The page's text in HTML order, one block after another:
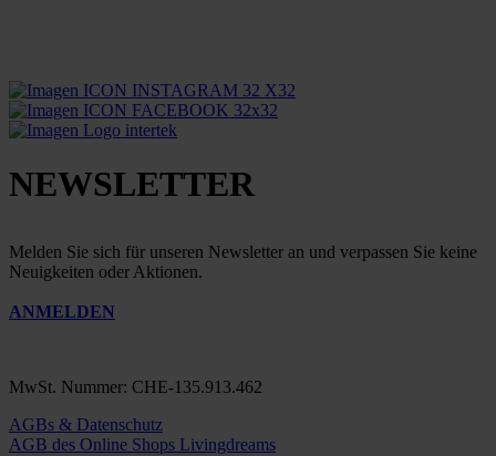
NEWSLETTER
Melden Sie sich für unseren Newsletter an und verpassen Sie keine
Neuigkeiten oder Aktionen.
ANMELDEN
MwSt. Nummer: CHE-135.913.462
AGBs & Datenschutz
AGB des Online Shops Livingdreams